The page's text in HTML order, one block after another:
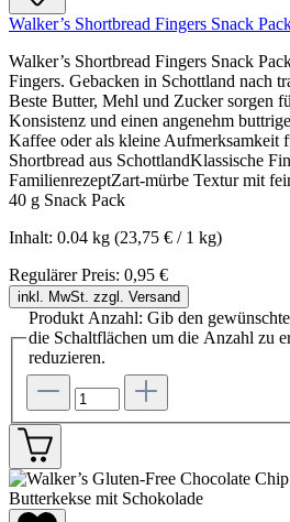
Walker’s Shortbread Fingers Snack
Walker’s Shortbread Fingers Snack
Fingers. Gebacken in Schottland nach
Beste Butter, Mehl und Zucker sorgen
Konsistenz und einen angenehm
Kaffee oder als kleine Aufmerksamkeit
Shortbread aus SchottlandKlassische
FamilienrezeptZart-mürbe Textur mit
40 g Snack Pack
Inhalt: 0.04 kg (23,75 € / 1 kg)
Regulärer Preis: 0,95 €
inkl. MwSt. zzgl. Versand
Produkt Anzahl: Gib den
die Schaltflächen um die Anzahl zu
reduzieren.